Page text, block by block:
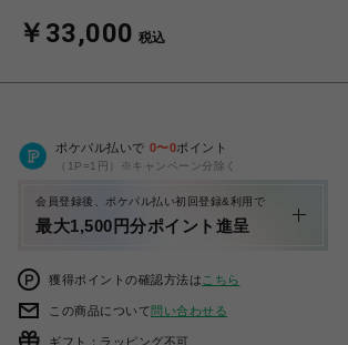
￥33,000 税込
ポケパル払いで 0〜0ポイント
（1P=1円）※キャンペーン分除く
会員登録後、ポケパル払い初回登録&利用で
最大1,500円分ポイント進呈
獲得ポイントの確認方法は こちら
この商品について問い合わせる
ギフト：ラッピング不可